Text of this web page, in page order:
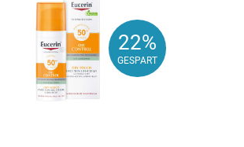
22%
GESPART
22%
GESPART